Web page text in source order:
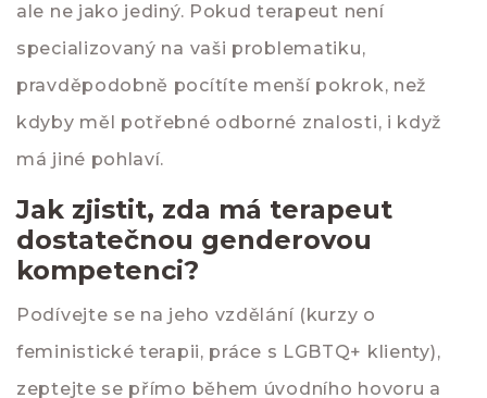
ale ne jako jediný. Pokud terapeut není
specializovaný na vaši problematiku,
pravděpodobně pocítíte menší pokrok, než
kdyby měl potřebné odborné znalosti, i když
má jiné pohlaví.
Jak zjistit, zda má terapeut
dostatečnou genderovou
kompetenci?
Podívejte se na jeho vzdělání (kurzy o
feministické terapii, práce s LGBTQ+ klienty),
zeptejte se přímo během úvodního hovoru a